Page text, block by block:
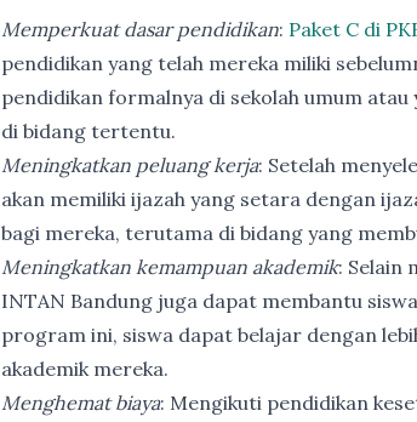
Memperkuat dasar pendidikan: Paket C di
pendidikan yang telah mereka miliki
pendidikan formalnya di sekolah umum
di bidang tertentu.
Meningkatkan peluang kerja: Setelah
akan memiliki ijazah yang setara dengan
bagi mereka, terutama di bidang yang
Meningkatkan kemampuan akademik: Selain
INTAN Bandung juga dapat membantu
program ini, siswa dapat belajar dengan
akademik mereka.
Menghemat biaya: Mengikuti pendidikan